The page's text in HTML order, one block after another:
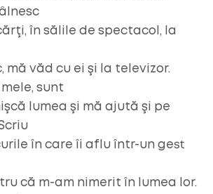
în sălile de spectacol, la
mă văd cu ei şi la televizor.
sunt
lumea şi mă ajută şi pe
în care îi aflu într-un gest
că m-am nimerit în lumea lor.